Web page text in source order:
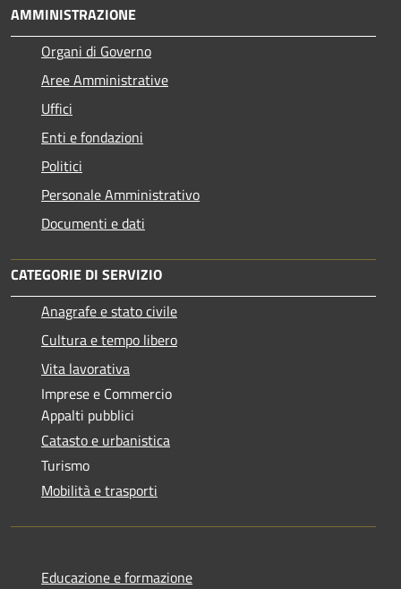
AMMINISTRAZIONE
Organi di Governo
Aree Amministrative
Uffici
Enti e fondazioni
Politici
Personale Amministrativo
Documenti e dati
CATEGORIE DI SERVIZIO
Anagrafe e stato civile
Cultura e tempo libero
Vita lavorativa
Imprese e Commercio
Appalti pubblici
Catasto e urbanistica
Turismo
Mobilità e trasporti
Educazione e formazione